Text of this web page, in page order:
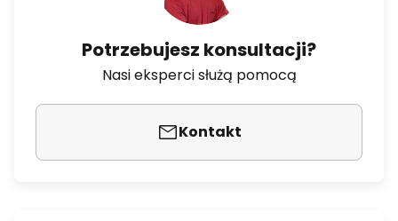
Potrzebujesz konsultacji?
Nasi eksperci służą pomocą
Kontakt